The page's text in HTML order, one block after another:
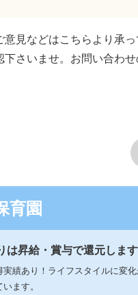
見などはこちらより承っ
さいませ。お問い合わ
育園
は昇給・賞与で還元します
実績あり！ライフスタイルに変
ます。